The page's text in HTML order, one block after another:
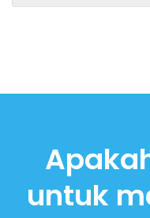
untuk